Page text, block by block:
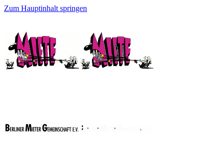
Zum Hauptinhalt springen